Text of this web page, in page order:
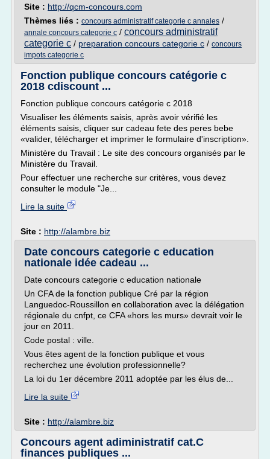
Site : http://qcm-concours.com
Thèmes liés : concours administratif categorie c annales /
annale concours categorie c / concours administratif
categorie c / preparation concours categorie c / concours
impots categorie c
Fonction publique concours catégorie c
2018 cdiscount ...
Fonction publique concours catégorie c 2018
Visualiser les éléments saisis, après avoir vérifié les
éléments saisis, cliquer sur cadeau fete des peres bebe
«valider, télécharger et imprimer le formulaire d'inscription».
Ministère du Travail : Le site des concours organisés par le
Ministère du Travail.
Pour effectuer une recherche sur critères, vous devez
consulter le module "Je...
Lire la suite
Site : http://alambre.biz
Date concours categorie c education
nationale idée cadeau ...
Date concours categorie c education nationale
Un CFA de la fonction publique Cré par la région
Languedoc-Roussillon en collaboration avec la délégation
régionale du cnfpt, ce CFA «hors les murs» devrait voir le
jour en 2011.
Code postal : ville.
Vous êtes agent de la fonction publique et vous
recherchez une évolution professionnelle?
La loi du 1er décembre 2011 adoptée par les élus de...
Lire la suite
Site : http://alambre.biz
Concours agent adiministratif cat.C
finances publiques ...